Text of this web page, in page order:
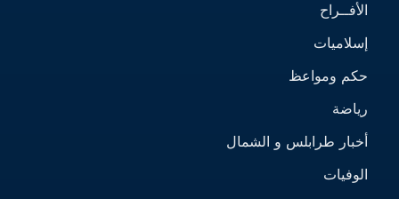
الأفــراح
إسلاميات
حكم ومواعظ
رياضة
أخبار طرابلس و الشمال
الوفيات